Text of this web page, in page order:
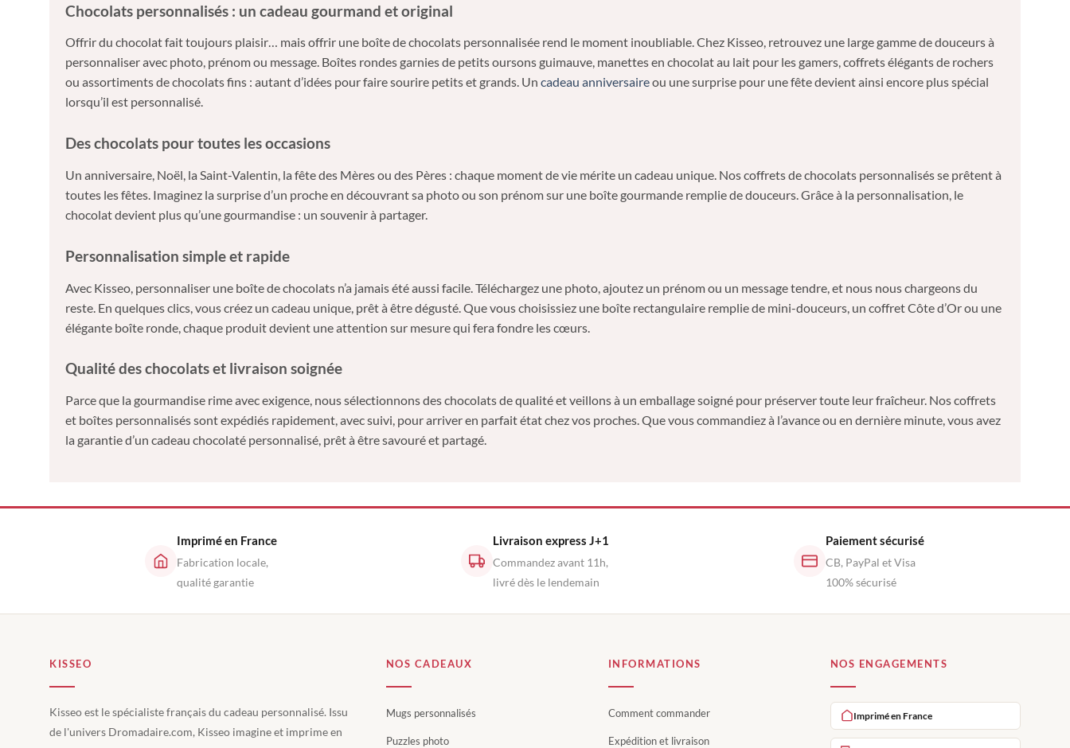
Chocolats personnalisés : un cadeau gourmand et original
Offrir du chocolat fait toujours plaisir… mais offrir une boîte de chocolats personnalisée rend le moment inoubliable. Chez Kisseo, retrouvez une large gamme de douceurs à
personnaliser avec photo, prénom ou message. Boîtes rondes garnies de petits oursons guimauve, manettes en chocolat au lait pour les gamers, coffrets élégants de rochers
ou assortiments de chocolats fins : autant d’idées pour faire sourire petits et grands. Un cadeau anniversaireou une surprise pour une fête devient ainsi encore plus spécial
lorsqu’il est personnalisé.
Des chocolats pour toutes les occasions
Un anniversaire, Noël, la Saint-Valentin, la fête des Mères ou des Pères : chaque moment de vie mérite un cadeau unique. Nos coffrets de chocolats personnalisés se prêtent à
toutes les fêtes. Imaginez la surprise d’un proche en découvrant sa photo ou son prénom sur une boîte gourmande remplie de douceurs. Grâce à la personnalisation, le
chocolat devient plus qu’une gourmandise : un souvenir à partager.
Personnalisation simple et rapide
Avec Kisseo, personnaliser une boîte de chocolats n’a jamais été aussi facile. Téléchargez une photo, ajoutez un prénom ou un message tendre, et nous nous chargeons du
reste. En quelques clics, vous créez un cadeau unique, prêt à être dégusté. Que vous choisissiez une boîte rectangulaire remplie de mini-douceurs, un coffret Côte d’Or ou une
élégante boîte ronde, chaque produit devient une attention sur mesure qui fera fondre les cœurs.
Qualité des chocolats et livraison soignée
Parce que la gourmandise rime avec exigence, nous sélectionnons des chocolats de qualité et veillons à un emballage soigné pour préserver toute leur fraîcheur. Nos coffrets
et boîtes personnalisés sont expédiés rapidement, avec suivi, pour arriver en parfait état chez vos proches. Que vous commandiez à l’avance ou en dernière minute, vous avez
la garantie d’un cadeau chocolaté personnalisé, prêt à être savouré et partagé.
Imprimé en France
Fabrication locale,
qualité garantie
Livraison express J+1
Commandez avant 11h,
livré dès le lendemain
Paiement sécurisé
CB, PayPal et Visa
100% sécurisé
KISSEO
Kisseo est le spécialiste français du cadeau personnalisé. Issu
de l'univers Dromadaire.com, Kisseo imagine et imprime en
NOS CADEAUX
Mugs personnalisés
Puzzles photo
INFORMATIONS
Comment commander
Expédition et livraison
NOS ENGAGEMENTS
Imprimé en France